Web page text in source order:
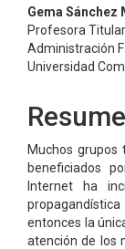
del
artículo
Gema Sánchez
Profesora
Administración
Universidad
Muchos
beneficiados
Internet ha
entonces la
atención de los